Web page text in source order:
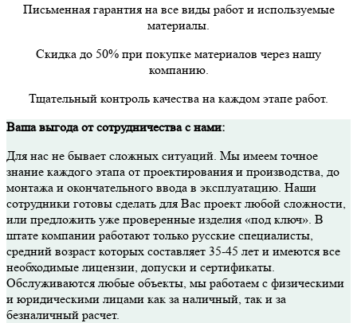
Письменная гарантия на все виды работ и используемые
материалы.
Скидка до 50% при покупке материалов через нашу
компанию.
Тщательный контроль качества на каждом этапе работ.
Ваша выгода от сотрудничества с нами:
Для нас не бывает сложных ситуаций. Мы имеем точное
знание каждого этапа от проектирования и производства, до
монтажа и окончательного ввода в эксплуатацию. Наши
сотрудники готовы сделать для Вас проект любой сложности,
или предложить уже проверенные изделия «под ключ». В
штате компании работают только русские специалисты,
средний возраст которых составляет 35-45 лет и имеются все
необходимые лицензии, допуски и сертификаты.
Обслуживаются любые объекты, мы работаем с физическими
и юридическими лицами как за наличный, так и за
безналичный расчет.